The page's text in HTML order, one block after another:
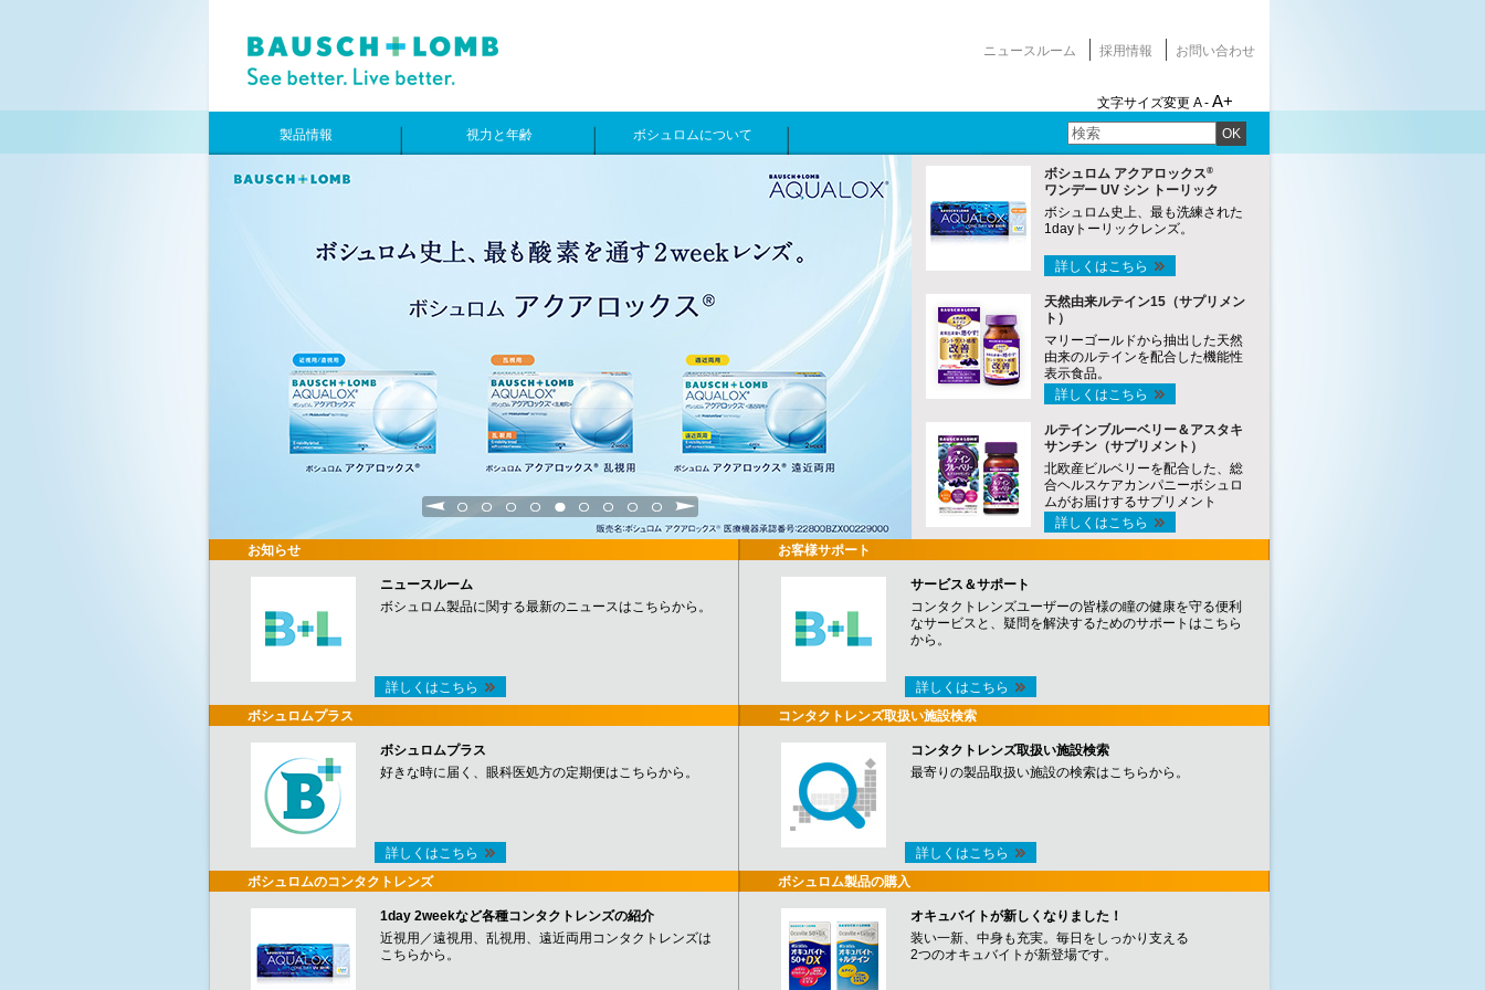
ニュースルーム 採用情報 お問い合わせ
文字サイズ変更 A - A+
OK
製品情報 視力と年齢 ボシュロムについて
1 2 3 4 5 6 7 8 9
ボシュロム アクアロックス®
ワンデー UV シン トーリック
ボシュロム史上、最も洗練された
1dayトーリックレンズ。
詳しくはこちら
天然由来ルテイン15（サプリメン
ト）
マリーゴールドから抽出した天然
由来のルテインを配合した機能性
表示食品。
詳しくはこちら
ルテインブルーベリー＆アスタキ
サンチン（サプリメント）
北欧産ビルベリーを配合した、総
合ヘルスケアカンパニーボシュロ
ムがお届けするサプリメント
詳しくはこちら
お知らせ
ニュースルーム
ボシュロム製品に関する最新のニュースはこちらから。
詳しくはこちら
ボシュロムプラス
ボシュロムプラス
好きな時に届く、眼科医処方の定期便はこちらから。
詳しくはこちら
ボシュロムのコンタクトレンズ
1day 2weekなど各種コンタクトレンズの紹介
近視用／遠視用、乱視用、遠近両用コンタクトレンズは
こちらから。
お客様サポート
サービス＆サポート
コンタクトレンズユーザーの皆様の瞳の健康を守る便利
なサービスと、疑問を解決するためのサポートはこちら
から。
詳しくはこちら
コンタクトレンズ取扱い施設検索
コンタクトレンズ取扱い施設検索
最寄りの製品取扱い施設の検索はこちらから。
詳しくはこちら
ボシュロム製品の購入
オキュバイトが新しくなりました！
装い一新、中身も充実。毎日をしっかり支える
2つのオキュバイトが新登場です。